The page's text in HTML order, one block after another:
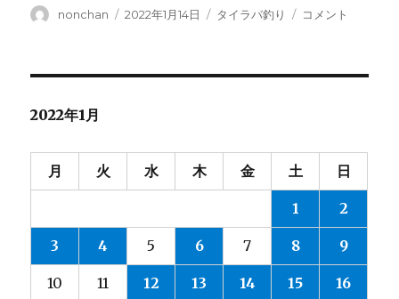
投
nonchan
投
2022年1月14日
カ
タイラバ釣り
タ
コメント
2022年1月
月 火 水 木 金 土 日
1 2
3 4 5 6 7 8 9
10 11 12 13 14 15 16